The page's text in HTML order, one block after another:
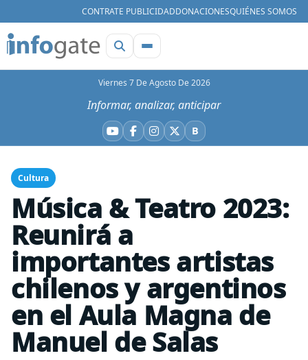
CONTRATE PUBLICIDADDONACIONESQUIÉNES SOMOS
Viernes 7 De Agosto De 2026
Informar, analizar, anticipar
YouTube
Facebook
Instagram
X BBluesky
Cultura
Música & Teatro 2023:
Reunirá a
importantes artistas
chilenos y argentinos
en el Aula Magna de
Manuel de Salas